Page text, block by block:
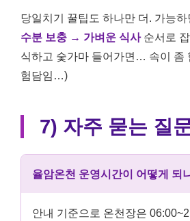
당일치기 꿀팁도 하나만 더. 가능하
수분 보충 → 가벼운 식사순서로
식하고 숯가마 들어가면… 속이 좀
험담임…)
7) 자주 묻는 질
율암온천 운영시간이 어떻게 되
안내 기준으로 온천장은